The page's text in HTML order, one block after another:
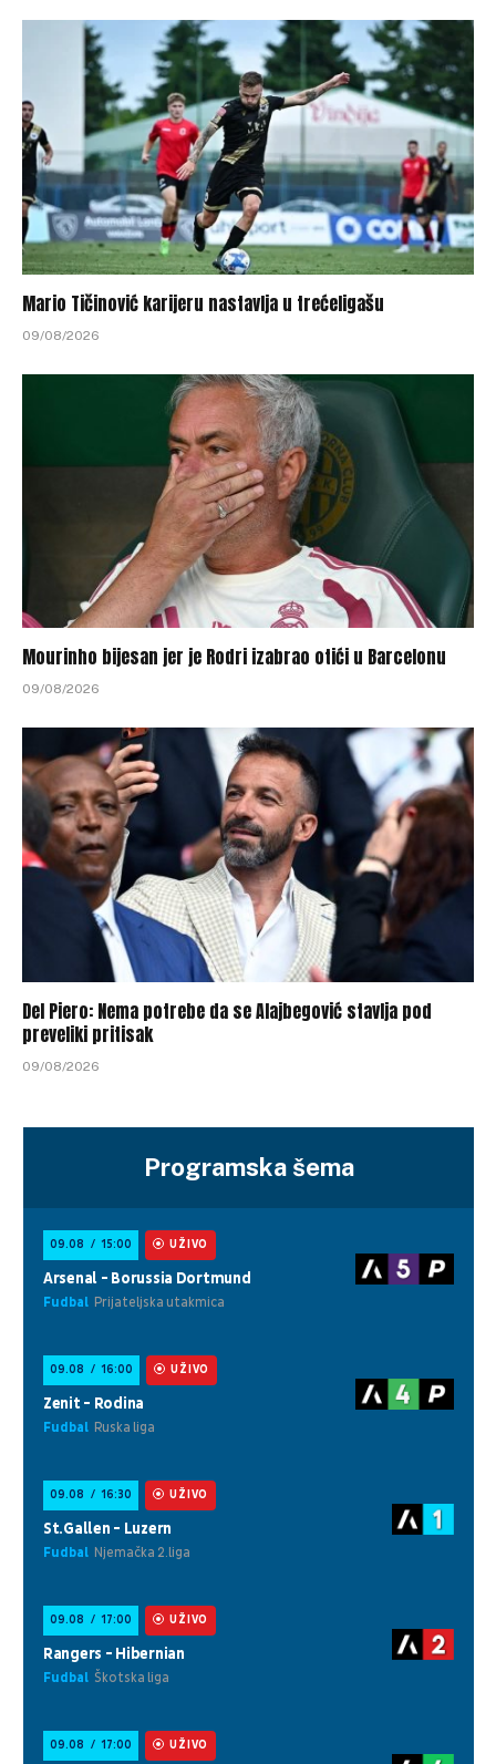
Mario Tičinović karijeru nastavlja u trećeligašu
09/08/2026
Mourinho bijesan jer je Rodri izabrao otići u Barcelonu
09/08/2026
Del Piero: Nema potrebe da se Alajbegović stavlja pod
preveliki pritisak
09/08/2026
Programska šema